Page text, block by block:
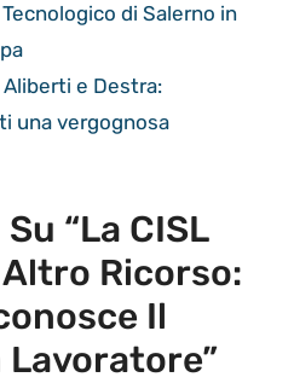
di Salerno in
e Destra:
una vergognosa
“La CISL
Altro Ricorso:
Il